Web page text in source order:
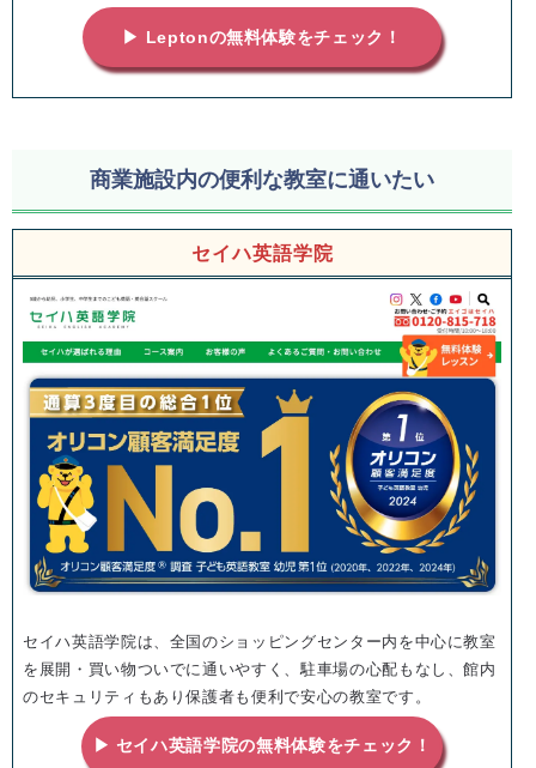
▶ Leptonの無料体験をチェック！
商業施設内の便利な教室に通いたい
セイハ英語学院
セイハ英語学院は、全国のショッピングセンター内を中心に教室
を展開・買い物ついでに通いやすく、駐車場の心配もなし、館内
のセキュリティもあり保護者も便利で安心の教室です。
▶ セイハ英語学院の無料体験をチェック！